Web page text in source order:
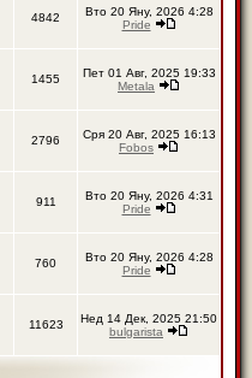
4842
Вто 20 Яну, 2026 4:28
Pride
1455
Пет 01 Авг, 2025 19:33
Metala
2796
Сря 20 Авг, 2025 16:13
Fobos
911
Вто 20 Яну, 2026 4:31
Pride
760
Вто 20 Яну, 2026 4:28
Pride
11623
Нед 14 Дек, 2025 21:50
bulgarista